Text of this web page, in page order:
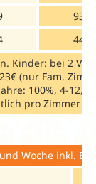
93
44
Kinder: bei 2
(nur Fam.
100%, 4-
pro Zimmer
pro